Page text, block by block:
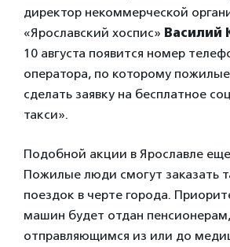
директор некоммерческой
«Ярославский хоспис» Василий
10 августа появится номер
оператора, по которому
сделать заявку на бесплатное
такси».
Подобной акции в Ярославле
Пожилые люди смогут заказать
поездок в черте города.
машин будет отдан пенсионерам,
отправляющимся из или до